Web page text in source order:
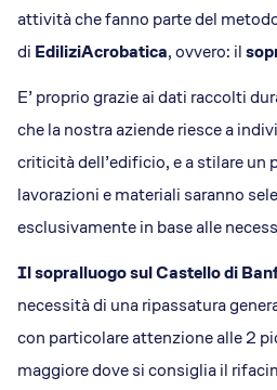
attività che fanno parte del
di EdiliziAcrobatica, ovvero: il
E’ proprio grazie ai dati raccolti
che la nostra aziende riesce a
criticità dell’edificio, e a stilare un
lavorazioni e materiali saranno
esclusivamente in base alle
Il sopralluogo sul Castello di
necessità di una ripassatura
con particolare attenzione alle 2
maggiore dove si consiglia il